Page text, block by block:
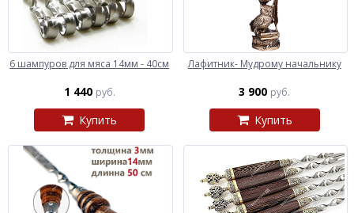
6 шампуров для мяса 14мм - 40см
1 440 руб.
Купить
Лафитник- Мудрому начальнику
3 900 руб.
Купить